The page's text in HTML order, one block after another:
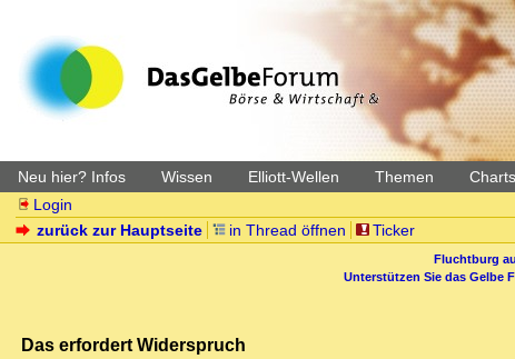
Neu hier? Infos Wissen Elliott-Wellen Themen
Login
zurück zur Hauptseite
in Thread öffnen Ticker
Fluchtburg
Unterstützen Sie das Gelbe
Das erfordert Widerspruch